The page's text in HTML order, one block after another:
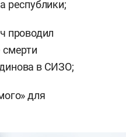
республики;
проводил
смерти
в СИЗО;
для